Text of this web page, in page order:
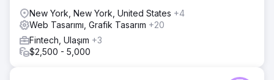
New York, New York, United States +4
Web Tasarımı, Grafik Tasarım +20
Fintech, Ulaşım +3
$2,500 - 5,000